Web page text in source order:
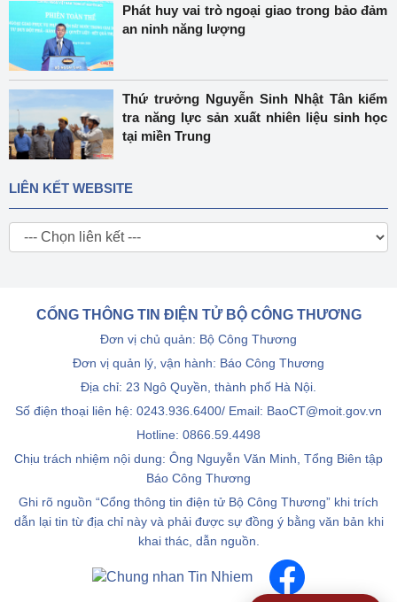
Phát huy vai trò ngoại giao trong bảo đảm
an ninh năng lượng
Thứ trưởng Nguyễn Sinh Nhật Tân kiểm
tra năng lực sản xuất nhiên liệu sinh học
tại miền Trung
LIÊN KẾT WEBSITE
CỔNG THÔNG TIN ĐIỆN TỬ BỘ CÔNG THƯƠNG
Đơn vị chủ quản: Bộ Công Thương
Đơn vị quản lý, vận hành: Báo Công Thương
Địa chỉ: 23 Ngô Quyền, thành phố Hà Nội.
Số điện thoại liên hệ: 0243.936.6400/ Email: BaoCT@moit.gov.vn
Hotline: 0866.59.4498
Chịu trách nhiệm nội dung: Ông Nguyễn Văn Minh, Tổng Biên tập
Báo Công Thương
Ghi rõ nguồn “Cổng thông tin điện tử Bộ Công Thương” khi trích
dẫn lại tin từ địa chỉ này và phải được sự đồng ý bằng văn bản khi
khai thác, dẫn nguồn.